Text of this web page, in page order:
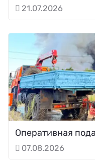
21.07.2026
Оперативная
07.08.2026